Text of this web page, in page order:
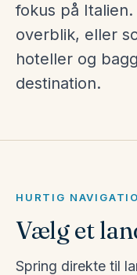
fokus på
overblik, eller
hoteller og
destination.
HURTIG
Vælg et
Spring direkte til